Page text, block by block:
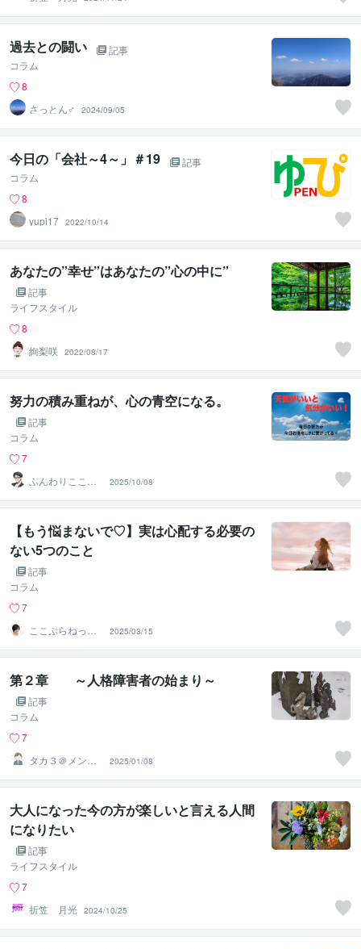
過去との闘い
記事
コラム
8
さっとん♂
2024/09/05
今日の「会社～4～」＃19
記事
コラム
8
yupi17 2022/10/14
あなたの”幸せ”はあなたの”心の中に”
記事
ライフスタイル
8
絢梨咲
2022/08/17
努力の積み重ねが、心の青空になる。
記事
コラム
7
ふんわりこころ
サポート☘️みち
まさ
2025/10/08
【もう悩まないで♡】実は心配する必要の
ない5つのこと
記事
コラム
7
ここぷらねっと
＠理想の自分に
導く専門家
2025/03/15
第２章 ～人格障害者の始まり～
記事
コラム
7
タカ３＠メンタ
ルコーチ
2025/01/08
大人になった今の方が楽しいと言える人間
になりたい
記事
ライフスタイル
7
折笠 月光 2024/10/25